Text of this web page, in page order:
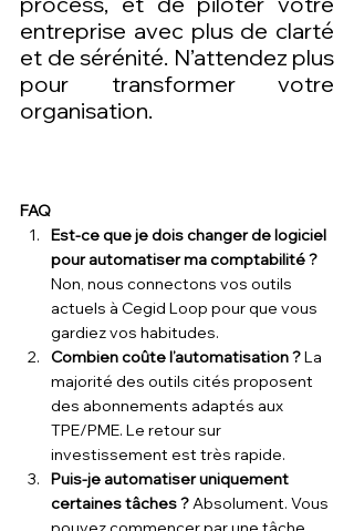
entreprise avec plus de clarté
et de sérénité. N’attendez plus
pour transformer votre
organisation.
FAQ
Est-ce que je dois changer de logiciel
pour automatiser ma comptabilité ?
Non, nous connectons vos outils
actuels à Cegid Loop pour que vous
gardiez vos habitudes.
Combien coûte l’automatisation ? La
majorité des outils cités proposent
des abonnements adaptés aux
TPE/PME. Le retour sur
investissement est très rapide.
Puis-je automatiser uniquement
certaines tâches ? Absolument. Vous